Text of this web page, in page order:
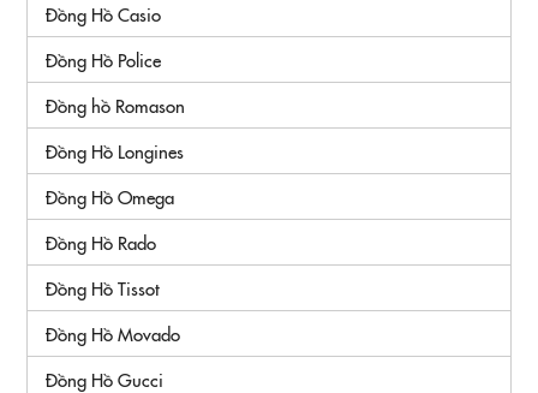
Đồng Hồ Casio
Đồng Hồ Police
Đồng hồ Romason
Đồng Hồ Longines
Đồng Hồ Omega
Đồng Hồ Rado
Đồng Hồ Tissot
Đồng Hồ Movado
Đồng Hồ Gucci